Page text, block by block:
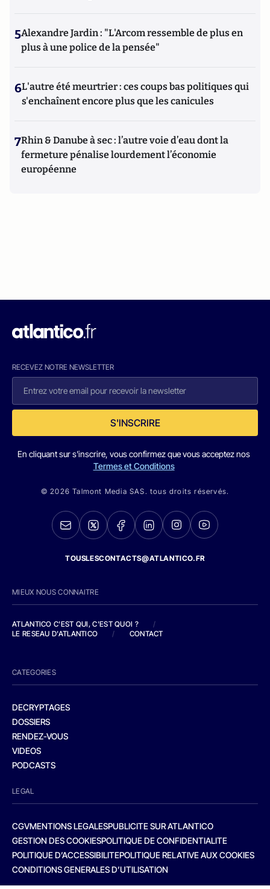
5Alexandre Jardin : "L'Arcom ressemble de plus en
plus à une police de la pensée"
6L'autre été meurtrier : ces coups bas politiques qui
s'enchaînent encore plus que les canicules
7Rhin & Danube à sec : l’autre voie d’eau dont la
fermeture pénalise lourdement l’économie
européenne
RECEVEZ NOTRE NEWSLETTER
S'INSCRIRE
En cliquant sur s'inscrire, vous confirmez que vous acceptez nos
Termes et Conditions
© 2026 Talmont Media SAS. tous droits réservés.
TOUSLESCONTACTS@ATLANTICO.FR
MIEUX NOUS CONNAITRE
ATLANTICO C'EST QUI, C'EST QUOI ?
/
LE RESEAU D'ATLANTICO
/ CONTACT
CATEGORIES
DECRYPTAGES
DOSSIERS
RENDEZ-VOUS
VIDEOS
PODCASTS
LEGAL
CGVMENTIONS LEGALESPUBLICITE SUR ATLANTICO
GESTION DES COOKIESPOLITIQUE DE CONFIDENTIALITE
POLITIQUE D’ACCESSIBILITEPOLITIQUE RELATIVE AUX COOKIES
CONDITIONS GENERALES D’UTILISATION